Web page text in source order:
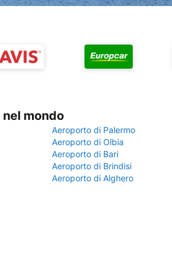
mondo
Aeroporto di Palermo
Aeroporto di Olbia
Aeroporto di Bari
Aeroporto di Brindisi
Aeroporto di Alghero